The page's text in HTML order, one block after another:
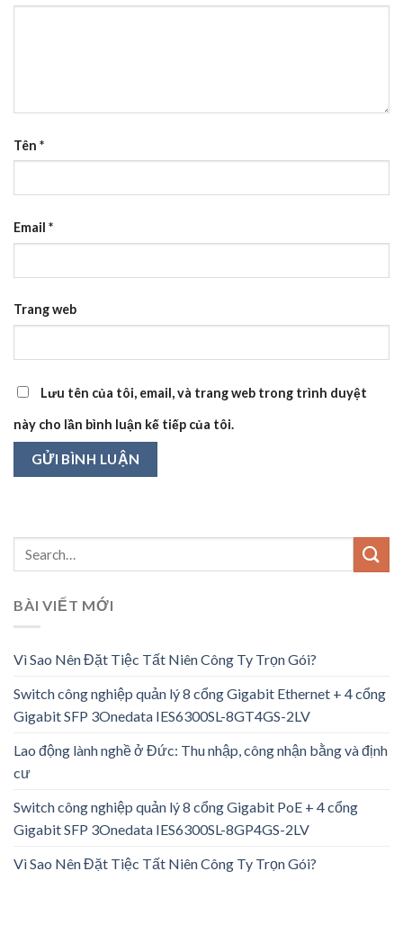
Tên *
Email *
Trang web
Lưu tên của tôi, email, và trang web trong trình duyệt
này cho lần bình luận kế tiếp của tôi.
BÀI VIẾT MỚI
Vì Sao Nên Đặt Tiệc Tất Niên Công Ty Trọn Gói?
Switch công nghiệp quản lý 8 cổng Gigabit Ethernet + 4 cổng
Gigabit SFP 3Onedata IES6300SL-8GT4GS-2LV
Lao động lành nghề ở Đức: Thu nhập, công nhận bằng và định
cư
Switch công nghiệp quản lý 8 cổng Gigabit PoE + 4 cổng
Gigabit SFP 3Onedata IES6300SL-8GP4GS-2LV
Vì Sao Nên Đặt Tiệc Tất Niên Công Ty Trọn Gói?